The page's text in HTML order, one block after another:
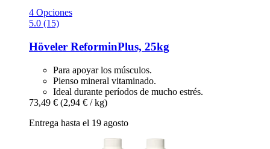
4 Opciones
5.0 (15)
Höveler ReforminPlus, 25kg
Para apoyar los músculos.
Pienso mineral vitaminado.
Ideal durante períodos de mucho estrés.
73,49 € (2,94 € / kg)
Entrega hasta el 19 agosto